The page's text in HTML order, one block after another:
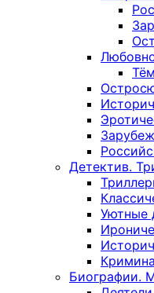
Детектив.
Уютные
Биографии.